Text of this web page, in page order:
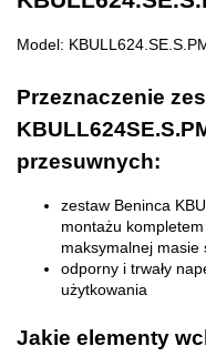
Model:
Przeznaczenie
przesuwnych:
zestaw Beninca
montażu
maksymalnej masie
odporny i trwały
użytkowania
Jakie elementy